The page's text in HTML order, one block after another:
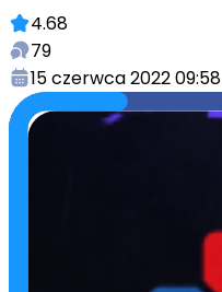
4.68
79
15 czerwca 2022 09:58